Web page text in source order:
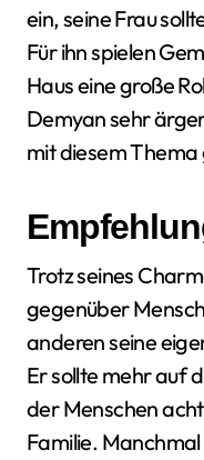
ein, seine Frau
Für ihn spielen
Haus eine große
Demyan sehr
mit diesem Thema
Trotz seines
gegenüber
anderen seine
Er sollte mehr auf
der Menschen
Familie.